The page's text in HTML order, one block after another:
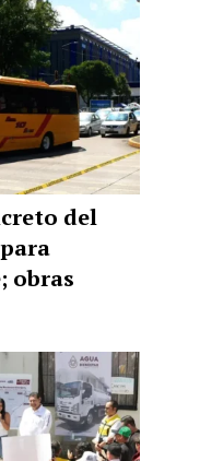
del
obras